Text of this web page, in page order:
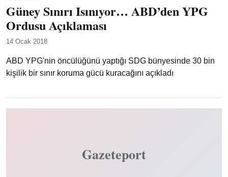
Güney Sınırı Isınıyor… ABD’den YPG
Ordusu Açıklaması
14 Ocak 2018
ABD YPG'nin öncülüğünü yaptığı SDG bünyesinde 30 bin
kişilik bir sınır koruma gücü kuracağını açıkladı
Gazeteport